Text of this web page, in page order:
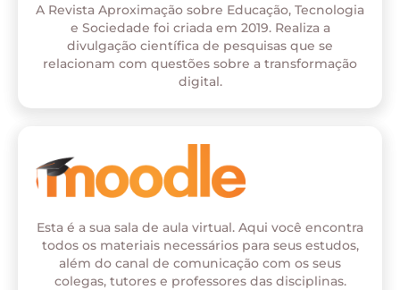
A Revista Aproximação sobre Educação, Tecnologia
e Sociedade foi criada em 2019. Realiza a
divulgação científica de pesquisas que se
relacionam com questões sobre a transformação
digital.
Esta é a sua sala de aula virtual. Aqui você encontra
todos os materiais necessários para seus estudos,
além do canal de comunicação com os seus
colegas, tutores e professores das disciplinas.